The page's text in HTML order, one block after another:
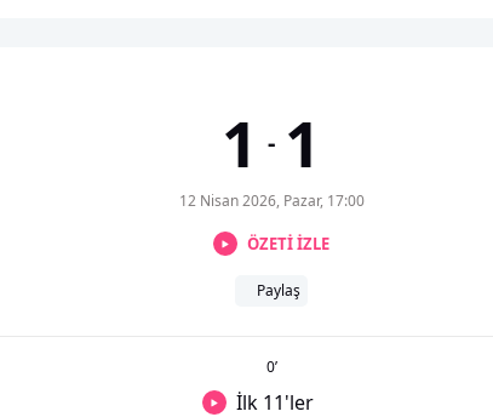
1 - 1
12 Nisan 2026, Pazar, 17:00
ÖZETİ İZLE
Paylaş
0’
İlk 11'ler